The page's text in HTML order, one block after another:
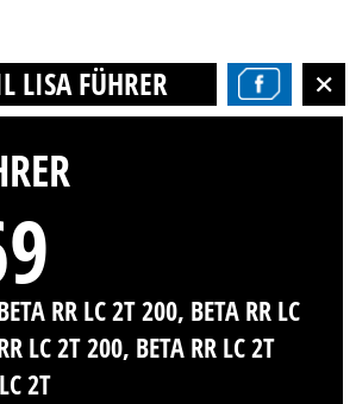
LISA FÜHRER
RR LC 2T 200, BETA RR LC
LC 2T 200, BETA RR LC 2T
2T